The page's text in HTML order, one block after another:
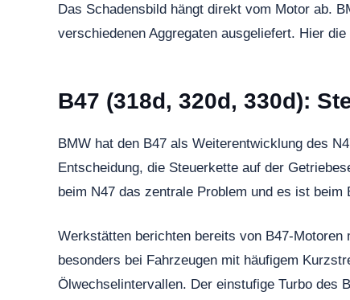
Das Schadensbild hängt direkt vom Motor ab.
verschiedenen Aggregaten ausgeliefert. Hier
B47 (318d, 320d, 330d):
BMW hat den B47 als Weiterentwicklung des
Entscheidung, die Steuerkette auf der
beim N47 das zentrale Problem und es ist beim
Werkstätten berichten bereits von B47-
besonders bei Fahrzeugen mit häufigem
Ölwechselintervallen. Der einstufige Turbo des